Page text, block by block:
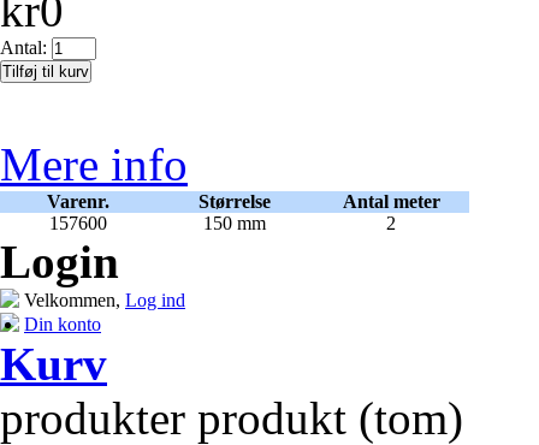
Antal:
Mere info
Varenr. Størrelse
Antal meter
157600
150 mm 2
Login
Velkommen, Log ind
Din konto
Kurv
produkter produkt (tom)